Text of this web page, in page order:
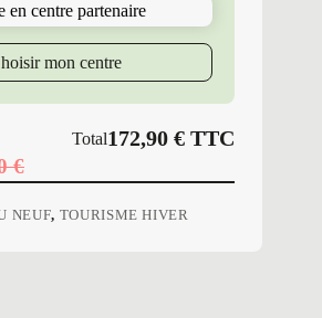
en centre partenaire
mon centre
Total172,90€ TTC
€
NEUF, TOURISME HIVER